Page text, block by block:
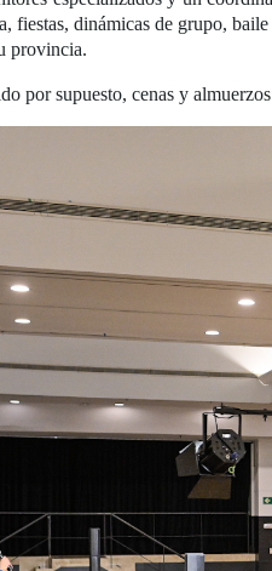
fiestas, dinámicas de grupo,
provincia.
por supuesto, cenas y